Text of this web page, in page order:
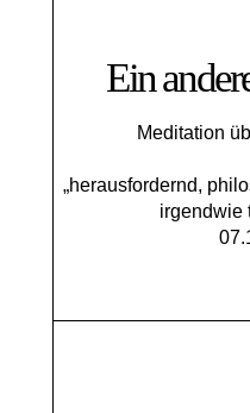
Ein
Meditation
„herausfordernd,
irgendwie